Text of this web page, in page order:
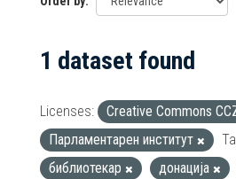
1 dataset found
Licenses: Creative Commons
Парламентарен институт
библиотекар
донација